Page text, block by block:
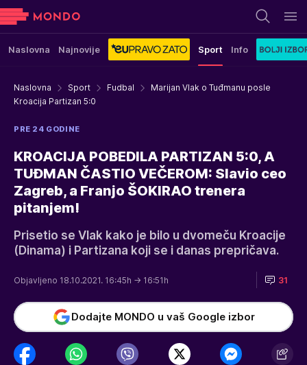
Naslovna Najnovije Sport Info
Naslovna Sport Fudbal
Marijan Vlak o Tuđmanu posle
Kroacija Partizan 5:0
PRE 24 GODINE
KROACIJA POBEDILA PARTIZAN 5:0, A
TUĐMAN ČASTIO VEČEROM: Slavio ceo
Zagreb, a Franjo ŠOKIRAO trenera
pitanjem!
Prisetio se Vlak kako je bilo u dvomeču Kroacije
(Dinama) i Partizana koji se i danas prepričava.
Objavljeno 18.10.2021. 16:45h → 16:51h 31
Dodajte MONDO u vaš Google izbor